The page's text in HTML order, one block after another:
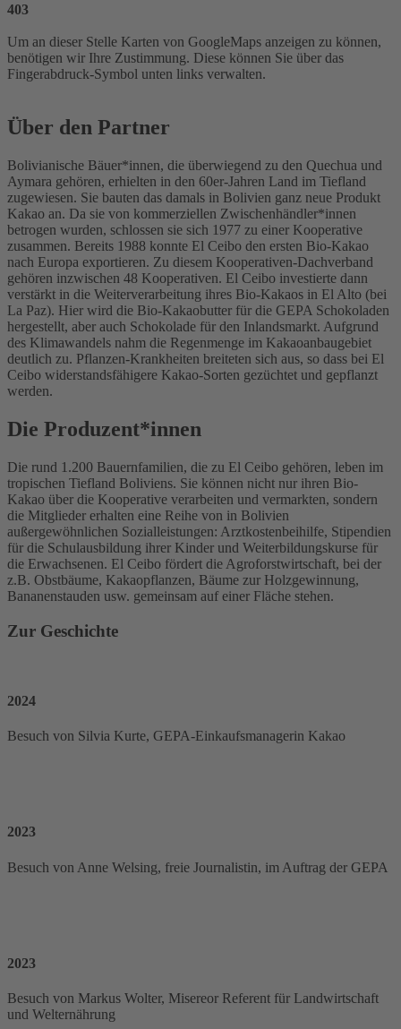
403
Um an dieser Stelle Karten von GoogleMaps anzeigen zu können,
benötigen wir Ihre Zustimmung. Diese können Sie über das
Fingerabdruck-Symbol unten links verwalten.
Über den Partner
Bolivianische Bäuer*innen, die überwiegend zu den Quechua und
Aymara gehören, erhielten in den 60er-Jahren Land im Tiefland
zugewiesen. Sie bauten das damals in Bolivien ganz neue Produkt
Kakao an. Da sie von kommerziellen Zwischenhändler*innen
betrogen wurden, schlossen sie sich 1977 zu einer Kooperative
zusammen. Bereits 1988 konnte El Ceibo den ersten Bio-Kakao
nach Europa exportieren. Zu diesem Kooperativen-Dachverband
gehören inzwischen 48 Kooperativen. El Ceibo investierte dann
verstärkt in die Weiterverarbeitung ihres Bio-Kakaos in El Alto (bei
La Paz). Hier wird die Bio-Kakaobutter für die GEPA Schokoladen
hergestellt, aber auch Schokolade für den Inlandsmarkt. Aufgrund
des Klimawandels nahm die Regenmenge im Kakaoanbaugebiet
deutlich zu. Pflanzen-Krankheiten breiteten sich aus, so dass bei El
Ceibo widerstandsfähigere Kakao-Sorten gezüchtet und gepflanzt
werden.
Die Produzent*innen
Die rund 1.200 Bauernfamilien, die zu El Ceibo gehören, leben im
tropischen Tiefland Boliviens. Sie können nicht nur ihren Bio-
Kakao über die Kooperative verarbeiten und vermarkten, sondern
die Mitglieder erhalten eine Reihe von in Bolivien
außergewöhnlichen Sozialleistungen: Arztkostenbeihilfe, Stipendien
für die Schulausbildung ihrer Kinder und Weiterbildungskurse für
die Erwachsenen. El Ceibo fördert die Agroforstwirtschaft, bei der
z.B. Obstbäume, Kakaopflanzen, Bäume zur Holzgewinnung,
Bananenstauden usw. gemeinsam auf einer Fläche stehen.
Zur Geschichte
2024
Besuch von Silvia Kurte, GEPA-Einkaufsmanagerin Kakao
2023
Besuch von Anne Welsing, freie Journalistin, im Auftrag der GEPA
2023
Besuch von Markus Wolter, Misereor Referent für Landwirtschaft
und Welternährung